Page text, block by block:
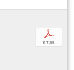
p
€ 7,95